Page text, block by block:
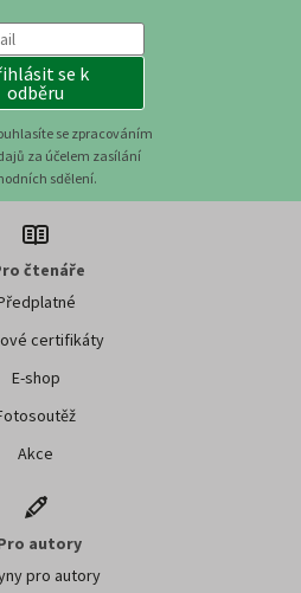
se k
odběru
se zpracováním
za účelem zasílání
sdělení.
čtenáře
certifikáty
E-shop
Akce
autory
pro autory